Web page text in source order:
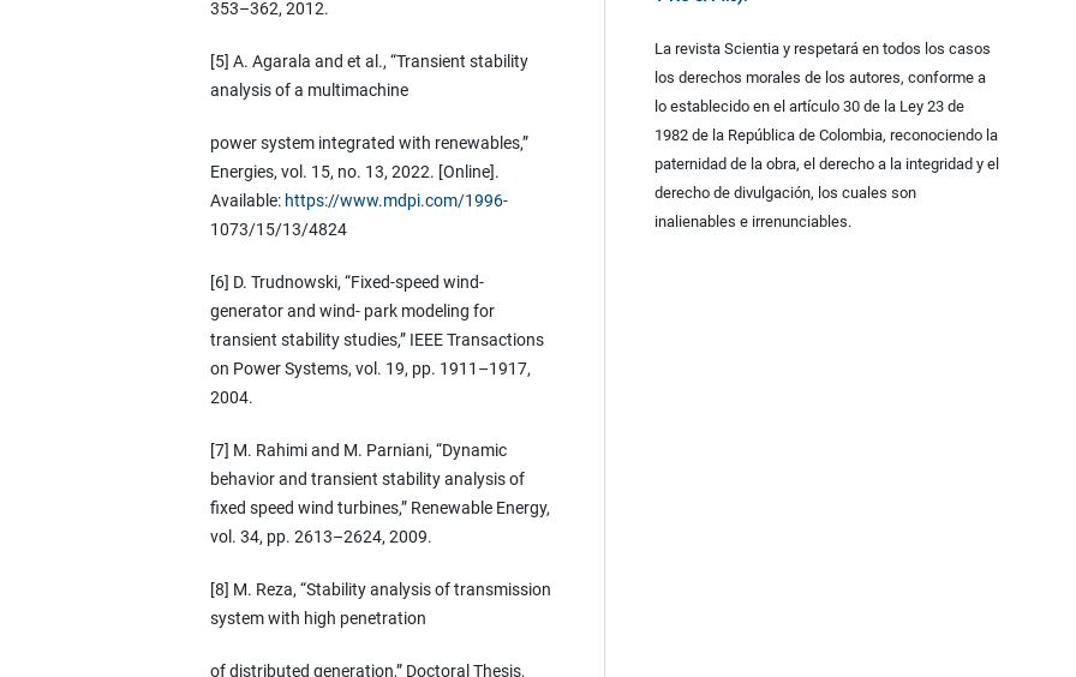
353–362, 2012.
[5] A. Agarala and et al., “Transient stability
analysis of a multimachine
power system integrated with renewables,”
Energies, vol. 15, no. 13, 2022. [Online].
Available: https://www.mdpi.com/1996-
1073/15/13/4824
[6] D. Trudnowski, “Fixed-speed wind-
generator and wind- park modeling for
transient stability studies,” IEEE Transactions
on Power Systems, vol. 19, pp. 1911–1917,
2004.
[7] M. Rahimi and M. Parniani, “Dynamic
behavior and transient stability analysis of
fixed speed wind turbines,” Renewable Energy,
vol. 34, pp. 2613–2624, 2009.
[8] M. Reza, “Stability analysis of transmission
system with high penetration
of distributed generation,” Doctoral Thesis,
La revista Scientia y respetará en todos los casos
los derechos morales de los autores, conforme a
lo establecido en el artículo 30 de la Ley 23 de
1982 de la República de Colombia, reconociendo la
paternidad de la obra, el derecho a la integridad y el
derecho de divulgación, los cuales son
inalienables e irrenunciables.